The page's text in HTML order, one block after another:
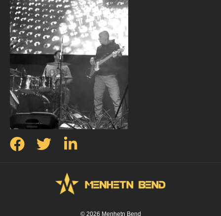
© 2026 Menhetn Bend